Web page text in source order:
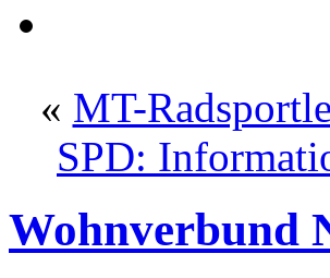
« MT-
SPD:
Wohnverbund